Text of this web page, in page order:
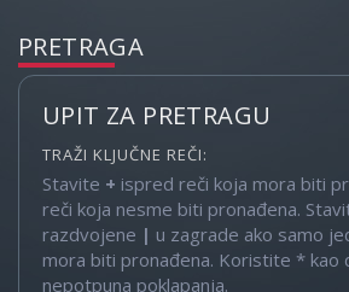
PRETRAGA
UPIT ZA PRETRAGU
TRAŽI KLJUČNE REČI:
Stavite + ispred reči koja mora biti
reči koja nesme biti pronađena.
razdvojene | u zagrade ako samo
mora biti pronađena. Koristite * kao
nepotpuna poklapanja.